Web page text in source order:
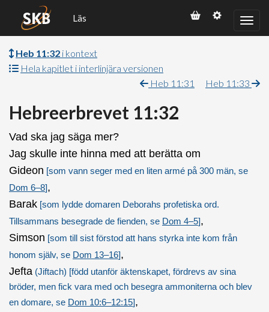
Läs
Heb 11:32 i kontext
Hela kapitlet i interlinjära versionen
Heb 11:31
Heb 11:33
Hebreerbrevet 11:32
Vad ska jag säga mer?
Jag skulle inte hinna med att berätta om
Gideon [som vann seger med en liten armé på 300 män, se
Dom 6–8],
Barak [som lydde domaren Deborahs profetiska ord.
Tillsammans besegrade de fienden, se Dom 4–5],
Simson [som till sist förstod att hans styrka inte kom från
honom själv, se Dom 13–16],
Jefta (Jiftach) [född utanför äktenskapet, fördrevs av sina
bröder, men fick vara med och besegra ammoniterna och blev
en domare, se Dom 10:6–12:15],